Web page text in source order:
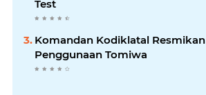
Test
Komandan Kodiklatal Resmikan
Penggunaan Tomiwa